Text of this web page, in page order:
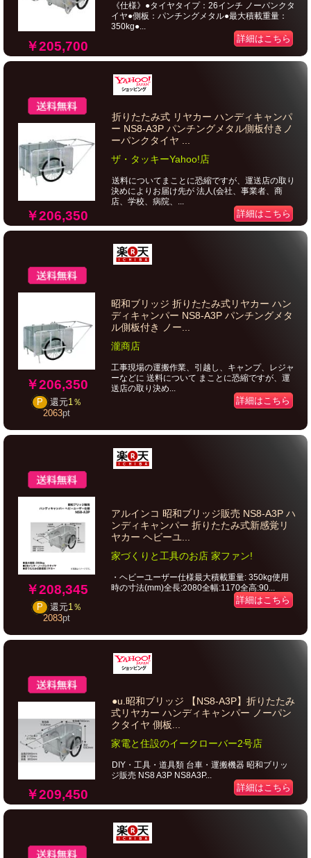
￥205,700
《仕様》●タイヤタイプ：26インチ ノーパンクタ
イヤ●側板：パンチングメタル●最大積載重量：
350kg●...
詳細はこちら
￥206,350
折りたたみ式 リヤカー ハンディキャンパ
ー NS8-A3P パンチングメタル側板付きノ
ーパンクタイヤ ...
ザ・タッキーYahoo!店
送料についてまことに恐縮ですが、運送店の取り
決めによりお届け先が 法人(会社、事業者、商
店、学校、病院、...
詳細はこちら
￥206,350
P 還元1％
2063pt
昭和ブリッジ 折りたたみ式リヤカー ハン
ディキャンパー NS8-A3P パンチングメタ
ル側板付き ノー...
瀧商店
工事現場の運搬作業、引越し、キャンプ、レジャ
ーなどに 送料について まことに恐縮ですが、運
送店の取り決め...
詳細はこちら
￥208,345
P 還元1％
2083pt
アルインコ 昭和ブリッジ販売 NS8-A3P ハ
ンディキャンパー 折りたたみ式新感覚リ
ヤカー ヘビーユ...
家づくりと工具のお店 家ファン!
・ヘビーユーザー仕様最大積載重量: 350kg使用
時の寸法(mm)全長:2080全幅:1170全高:90...
詳細はこちら
￥209,450
●u.昭和ブリッジ 【NS8-A3P】折りたたみ
式リヤカー ハンディキャンパー ノーパン
クタイヤ 側板...
家電と住設のイークローバー2号店
DIY・工具・道具類 台車・運搬機器 昭和ブリッ
ジ販売 NS8 A3P NS8A3P...
詳細はこちら